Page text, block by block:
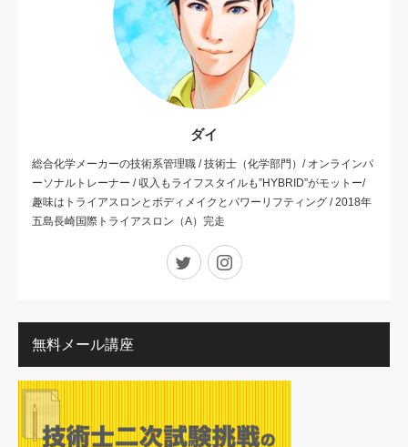
ダイ
総合化学メーカーの技術系管理職 / 技術士（化学部門）/ オンラインパ
ーソナルトレーナー / 収入もライフスタイルも”HYBRID”がモットー/
趣味はトライアスロンとボディメイクとパワーリフティング / 2018年
五島長崎国際トライアスロン（A）完走
Twitter Instagram
無料メール講座